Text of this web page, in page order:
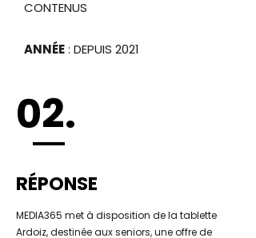
CONTENUS
ANNÉE: DEPUIS 2021
02.
RÉPONSE
MEDIA365 met à disposition de la tablette
Ardoiz, destinée aux seniors, une offre de